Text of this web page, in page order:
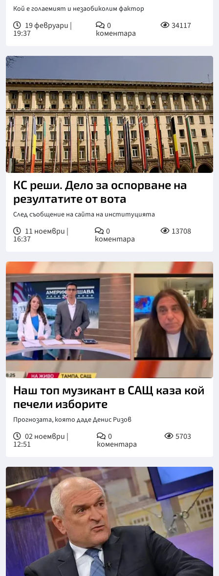
Кой е голаемият и незаобиколим фактор
19 февруари |
19:37
0
коментара
34117
КС реши. Дело за оспорване на
резултатите от вота
След съобщение на сайта на институцията
11 ноември |
16:37
0
коментара
13708
Наш топ музикант в САЩ каза кой
печели изборите
Прогнозата, която даде Денис Ризов
02 ноември |
12:51
0
коментара
5703